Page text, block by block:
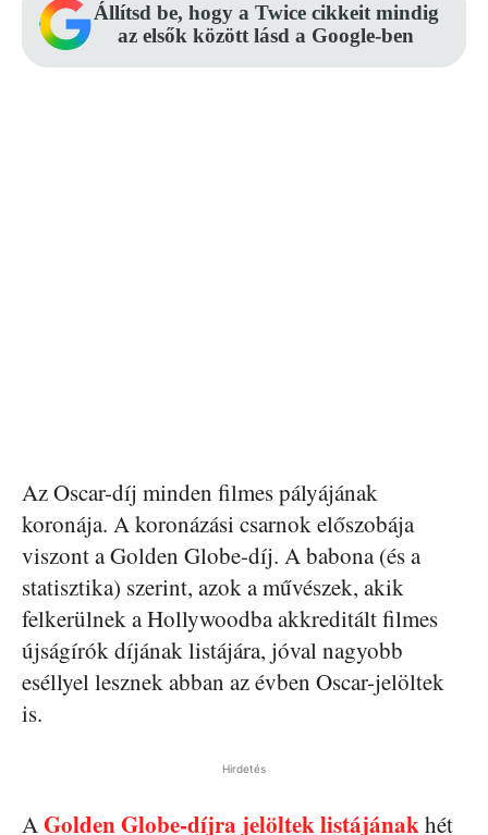
Állítsd be, hogy a Twice cikkeit mindig
az elsők között lásd a Google-ben
Az Oscar-díj minden filmes pályájának
koronája. A koronázási csarnok előszobája
viszont a Golden Globe-díj. A babona (és a
statisztika) szerint, azok a művészek, akik
felkerülnek a Hollywoodba akkreditált filmes
újságírók díjának listájára, jóval nagyobb
eséllyel lesznek abban az évben Oscar-jelöltek
is.
Hirdetés
AGolden Globe-díjra jelöltek listájánakhét